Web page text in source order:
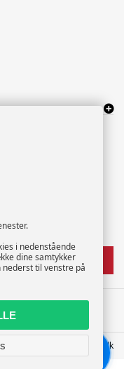
| info@xl-mobler.dk
TILMELD
i nedenstående
dine samtykker
til venstre på